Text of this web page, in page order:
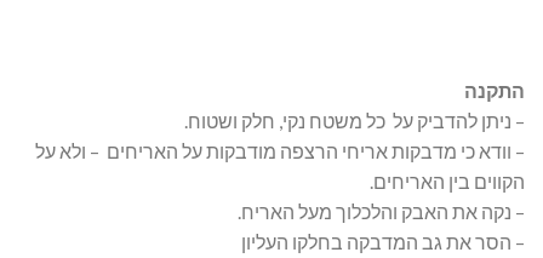
התקנה
– ניתן להדביק על כל משטח נקי, חלק ושטוח.
– וודא כי מדבקות אריחי הרצפה מודבקות על האריחים – ולא על
הקווים בין האריחים.
– נקה את האבק והלכלוך מעל האריח.
– הסר את גב המדבקה בחלקו העליון